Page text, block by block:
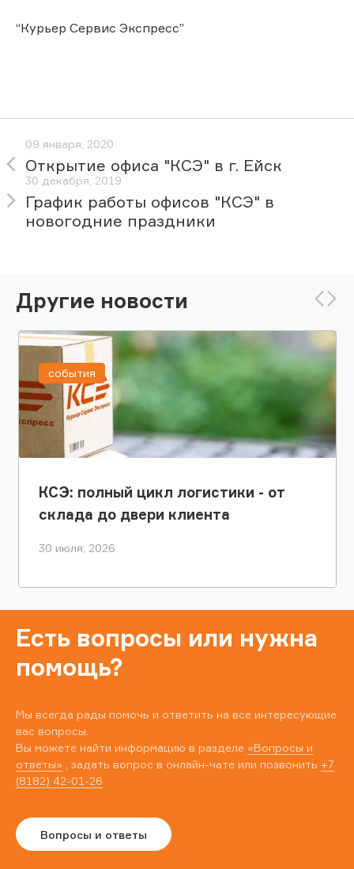
“Курьер Сервис Экспресс”
09 января, 2020
Открытие офиса "КСЭ" в г. Ейск
30 декабря, 2019
График работы офисов "КСЭ" в
новогодние праздники
Другие новости
КСЭ: полный цикл логистики - от
склада до двери клиента
30 июля, 2026
события
Есть вопросы или нужна
помощь?
Мы всегда рады помочь и ответить на все интересующие
вас вопросы.
Вы можете найти информацию в разделе «Вопросы и
ответы» , задать вопрос в онлайн-чате или позвонить +7
(8182) 42-01-26
Вопросы и ответы